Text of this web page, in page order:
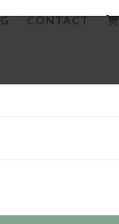
CONTACT